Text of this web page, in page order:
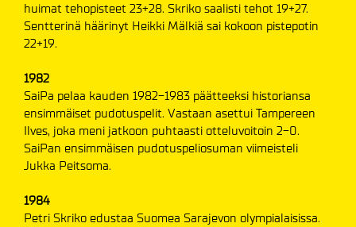
huimat tehopisteet 23+28. Skriko saalisti tehot 19+27.
Sentterinä häärinyt Heikki Mälkiä sai kokoon pistepotin
22+19.
1982
SaiPa pelaa kauden 1982-1983 päätteeksi historiansa
ensimmäiset pudotuspelit. Vastaan asettui Tampereen
Ilves, joka meni jatkoon puhtaasti otteluvoitoin 2-0.
SaiPan ensimmäisen pudotuspeliosuman viimeisteli
Jukka Peitsoma.
1984
Petri Skriko edustaa Suomea Sarajevon olympialaisissa.